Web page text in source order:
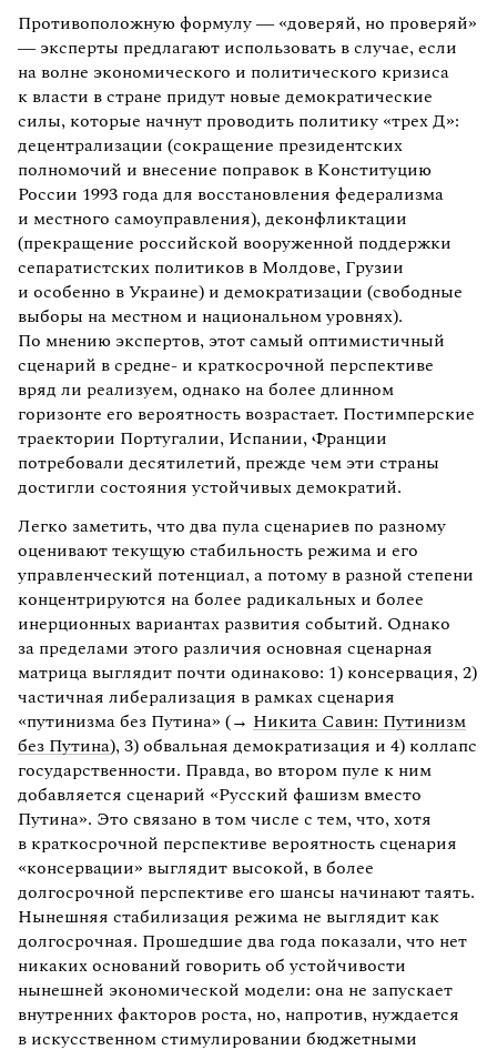
Противоположную формулу — «доверяй, но проверяй»
— эксперты предлагают использовать в случае, если
на волне экономического и политического кризиса
к власти в стране придут новые демократические
силы, которые начнут проводить политику «трех Д»:
децентрализации (сокращение президентских
полномочий и внесение поправок в Конституцию
России 1993 года для восстановления федерализма
и местного самоуправления), деконфликтации
(прекращение российской вооруженной поддержки
сепаратистских политиков в Молдове, Грузии
и особенно в Украине) и демократизации (свободные
выборы на местном и национальном уровнях).
По мнению экспертов, этот самый оптимистичный
сценарий в средне- и краткосрочной перспективе
вряд ли реализуем, однако на более длинном
горизонте его вероятность возрастает. Постимперские
траектории Португалии, Испании, Франции
потребовали десятилетий, прежде чем эти страны
достигли состояния устойчивых демократий.
Легко заметить, что два пула сценариев по разному
оценивают текущую стабильность режима и его
управленческий потенциал, а потому в разной степени
концентрируются на более радикальных и более
инерционных вариантах развития событий. Однако
за пределами этого различия основная сценарная
матрица выглядит почти одинаково: 1) консервация, 2)
частичная либерализация в рамках сценария
«путинизма без Путина» (→ Никита Савин: Путинизм
без Путина), 3) обвальная демократизация и 4) коллапс
государственности. Правда, во втором пуле к ним
добавляется сценарий «Русский фашизм вместо
Путина». Это связано в том числе с тем, что, хотя
в краткосрочной перспективе вероятность сценария
«консервации» выглядит высокой, в более
долгосрочной перспективе его шансы начинают таять.
Нынешняя стабилизация режима не выглядит как
долгосрочная. Прошедшие два года показали, что нет
никаких оснований говорить об устойчивости
нынешней экономической модели: она не запускает
внутренних факторов роста, но, напротив, нуждается
в искусственном стимулировании бюджетными